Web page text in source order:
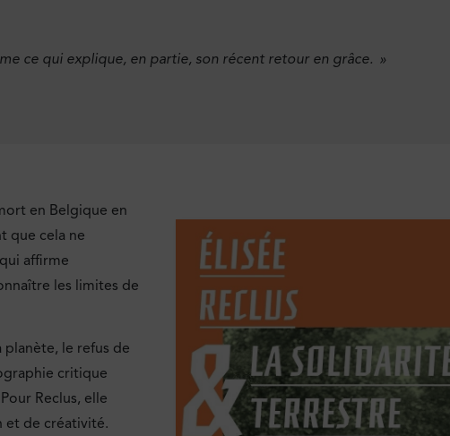
ce qui explique, en partie, son récent retour en grâce. »
en Belgique en
que cela ne
affirme
les limites de
le refus de
critique
Reclus, elle
et de créativité.